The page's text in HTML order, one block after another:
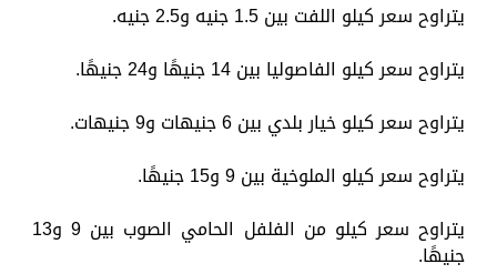
يتراوح سعر كيلو اللفت بين 1.5 جنيه و2.5 جنيه.
يتراوح سعر كيلو الفاصوليا بين 14 جنيهًا و24 جنيهًا.
يتراوح سعر كيلو خيار بلدي بين 6 جنيهات و9 جنيهات.
يتراوح سعر كيلو الملوخية بين 9 و15 جنيهًا.
يتراوح سعر كيلو من الفلفل الحامي الصوب بين 9 و13
جنيهًا.